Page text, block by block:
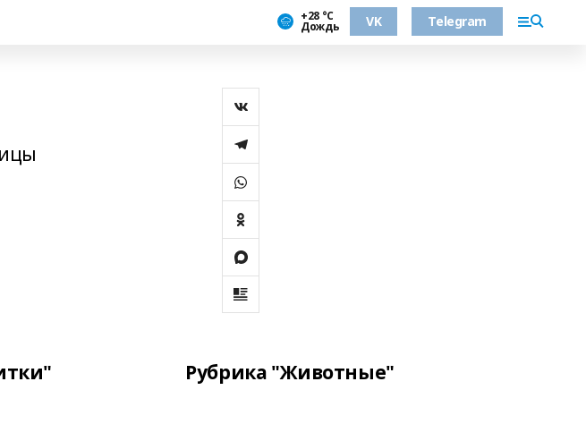
+28 °С
Дождь VK Telegram
Рубрика "Животные"